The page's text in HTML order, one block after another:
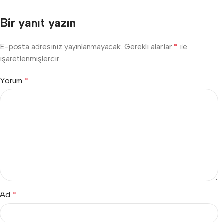
Bir yanıt yazın
E-posta adresiniz yayınlanmayacak. Gerekli alanlar * ile
işaretlenmişlerdir
Yorum *
Ad *